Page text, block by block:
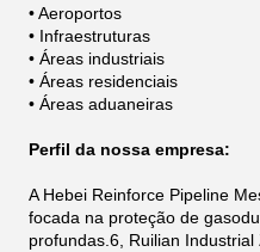
• Aeroportos
• Infraestruturas
• Áreas industriais
• Áreas residenciais
• Áreas aduaneiras
Perfil da nossa empresa:
A Hebei Reinforce Pipeline
focada na proteção de
profundas.6, Ruilian